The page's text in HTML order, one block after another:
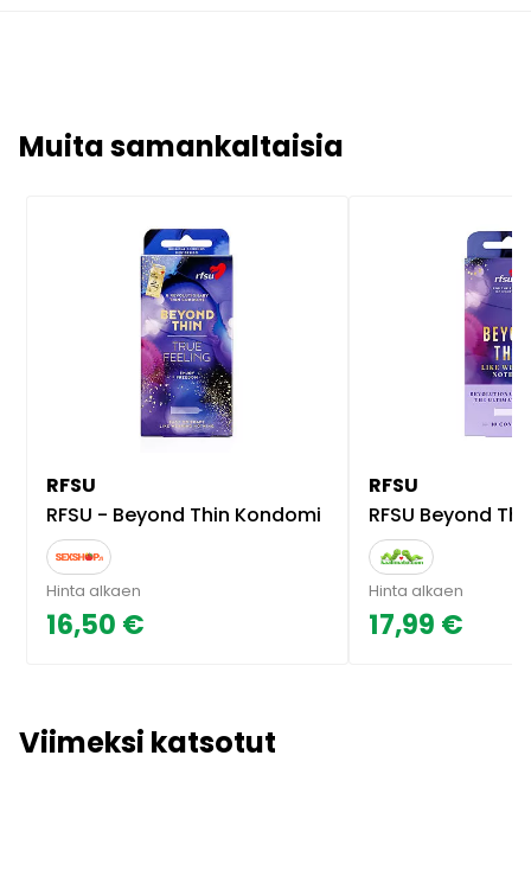
Muita samankaltaisia
RFSU
RFSU - Beyond Thin Kondomi
Hinta alkaen
16,50 €
RFSU
RFSU Beyond Thin -
Hinta alkaen
17,99 €
Viimeksi katsotut